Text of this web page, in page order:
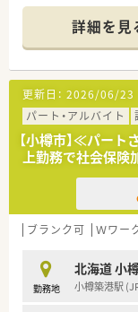
■週20時間以
長く働きたい
■サポート体
剤に自信が無
迎でいたしま
〈こんな薬局で
■JR南小樽駅
■近隣のクリ
科、小児科、
■処方箋枚数
■薬剤師複数
ます。
詳細を見
更新日： 2026/06/23
パート・アルバイト
【小樽市】≪パー
上勤務で社会保険
ブランク可 Ｗワー
勤務地
北海道 小
小樽築港駅